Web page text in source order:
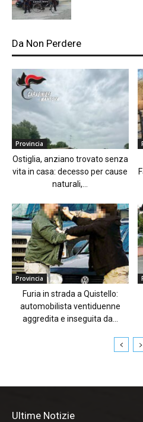
Da Non Perdere
Provincia
Ostiglia, anziano trovato senza
vita in casa: decesso per cause
naturali,...
Provincia
Furia in strada a Quistello:
automobilista ventiduenne
aggredita e inseguita da...
Ultime Notizie